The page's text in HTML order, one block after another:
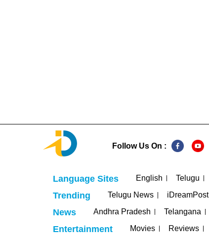
Follow Us On :
Language Sites English Telugu
Trending Telugu News iDreamPost
News Andhra Pradesh Telangana
Entertainment Movies Reviews